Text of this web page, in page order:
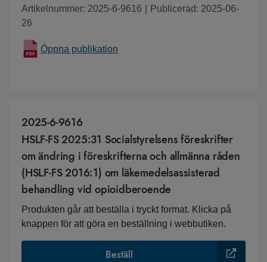
Artikelnummer: 2025-6-9616
Publicerad: 2025-06-
26
Öppna publikation
2025-6-9616
HSLF-FS 2025:31 Socialstyrelsens föreskrifter
om ändring i föreskrifterna och allmänna råden
(HSLF-FS 2016:1) om läkemedelsassisterad
behandling vid opioidberoende
Produkten går att beställa i tryckt format. Klicka på
knappen för att göra en beställning i webbutiken.
Beställ